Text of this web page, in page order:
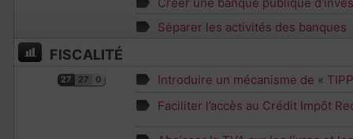
Séparer les activités des banques
FISCALITÉ
27 27 0
Introduire un mécanisme de «
Faciliter l’accès au Crédit Impôt